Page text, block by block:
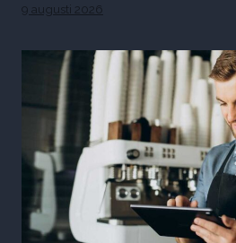
9 augusti 2026